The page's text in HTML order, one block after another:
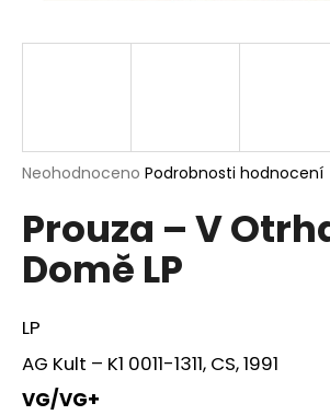
Průměrné
produktu
je
0,0
hvězdiček.
Neohodnoceno Podrobnosti hodnocení
Prouza – V
Domě LP
LP
AG Kult – K1 0011-1311, CS, 1991
VG/VG+
j
?
o
p